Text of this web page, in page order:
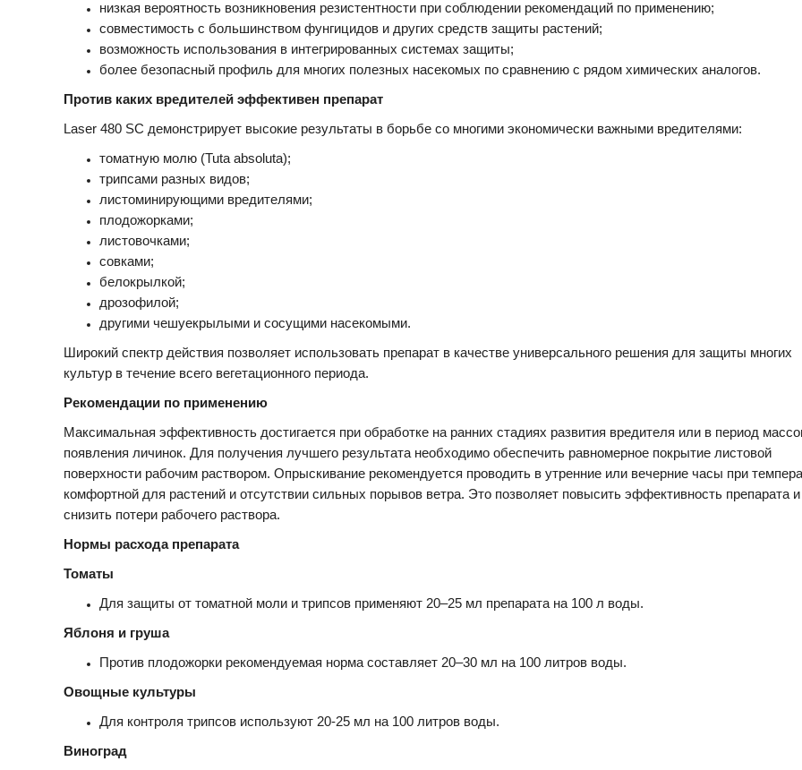
низкая вероятность возникновения резистентности при соблюдении рекомендаций по применению;
совместимость с большинством фунгицидов и других средств защиты растений;
возможность использования в интегрированных системах защиты;
более безопасный профиль для многих полезных насекомых по сравнению с рядом химических аналогов.
Против каких вредителей эффективен препарат
Laser 480 SC демонстрирует высокие результаты в борьбе со многими экономически важными вредителями:
томатную молю (Tuta absoluta);
трипсами разных видов;
листоминирующими вредителями;
плодожорками;
листовочками;
совками;
белокрылкой;
дрозофилой;
другими чешуекрылыми и сосущими насекомыми.
Широкий спектр действия позволяет использовать препарат в качестве универсального решения для защиты многих
культур в течение всего вегетационного периода.
Рекомендации по применению
Максимальная эффективность достигается при обработке на ранних стадиях развития вредителя или в период
появления личинок. Для получения лучшего результата необходимо обеспечить равномерное покрытие листовой
поверхности рабочим раствором. Опрыскивание рекомендуется проводить в утренние или вечерние часы при
комфортной для растений и отсутствии сильных порывов ветра. Это позволяет повысить эффективность препарата и
снизить потери рабочего раствора.
Нормы расхода препарата
Томаты
Для защиты от томатной моли и трипсов применяют 20–25 мл препарата на 100 л воды.
Яблоня и груша
Против плодожорки рекомендуемая норма составляет 20–30 мл на 100 литров воды.
Овощные культуры
Для контроля трипсов используют 20-25 мл на 100 литров воды.
Виноград